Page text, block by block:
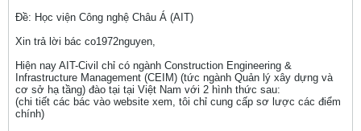
Ðề: Học viện Công nghệ Châu Á (AIT)
Xin trả lời bác co1972nguyen,
Hiện nay AIT-Civil chỉ có ngành Construction Engineering &
Infrastructure Management (CEIM) (tức ngành Quản lý xây dựng và
cơ sở hạ tầng) đào tại tại Việt Nam với 2 hình thức sau:
(chi tiết các bác vào website xem, tôi chỉ cung cấp sơ lược các điểm
chính)